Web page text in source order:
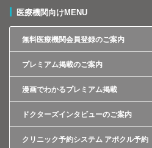
医療機関向けMENU
無料医療機関会員登録のご案内
プレミアム掲載のご案内
漫画でわかるプレミアム掲載
ドクターズインタビューのご案内
クリニック予約システム アポクル予約